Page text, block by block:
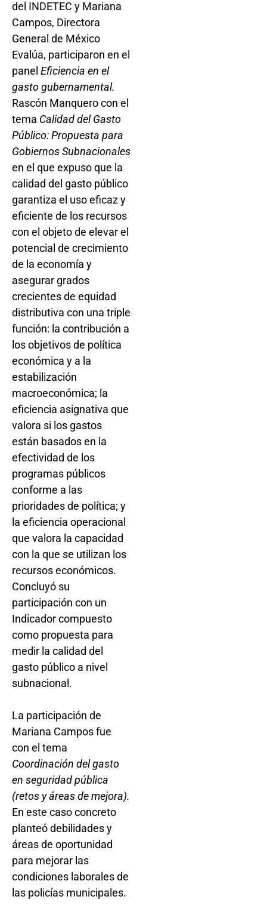
del INDETEC y Mariana
Campos, Directora
General de México
Evalúa, participaron en el
panel Eficiencia en el
gasto gubernamental.
Rascón Manquero con el
tema Calidad del Gasto
Público: Propuesta para
Gobiernos Subnacionales
en el que expuso que la
calidad del gasto público
garantiza el uso eficaz y
eficiente de los recursos
con el objeto de elevar el
potencial de crecimiento
de la economía y
asegurar grados
crecientes de equidad
distributiva con una triple
función: la contribución a
los objetivos de política
económica y a la
estabilización
macroeconómica; la
eficiencia asignativa que
valora si los gastos
están basados en la
efectividad de los
programas públicos
conforme a las
prioridades de política; y
la eficiencia operacional
que valora la capacidad
con la que se utilizan los
recursos económicos.
Concluyó su
participación con un
Indicador compuesto
como propuesta para
medir la calidad del
gasto público a nivel
subnacional.
La participación de
Mariana Campos fue
con el tema
Coordinación del gasto
en seguridad pública
(retos y áreas de mejora).
En este caso concreto
planteó debilidades y
áreas de oportunidad
para mejorar las
condiciones laborales de
las policías municipales.